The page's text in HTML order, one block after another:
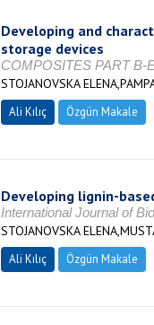
Developing and
storage devices
COMPOSITES PART B-
STOJANOVSKA
Ali Kılıç Özgün Makale
Developing lignin-
International Journal of
STOJANOVSKA
Ali Kılıç Özgün Makale